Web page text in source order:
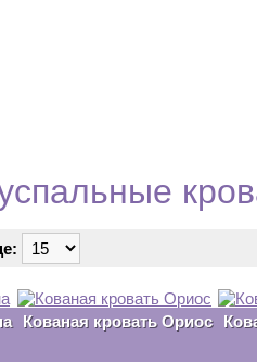
Кованая кровать Ориос